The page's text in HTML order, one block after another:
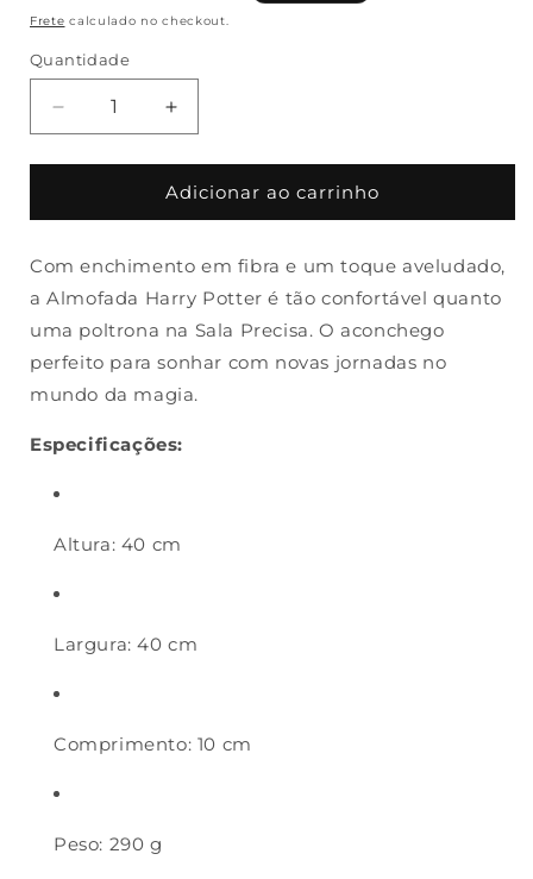
normal
promocional
Frete calculado no checkout.
Quantidade
Quantidade
Diminuir
a
quantidade
Almofada
Potter
40x40cm
Castelo
Hogwarts
Casas
Aumentar
a
quantidade
de
Almofada
Potter
40x40cm
Castelo
Hogwarts
Casas
Adicionar ao carrinho
Com enchimento em fibra e um toque aveludado,
a Almofada Harry Potter é tão confortável quanto
uma poltrona na Sala Precisa. O aconchego
perfeito para sonhar com novas jornadas no
mundo da magia.
Especificações:
Altura: 40 cm
Largura: 40 cm
Comprimento: 10 cm
Peso: 290 g